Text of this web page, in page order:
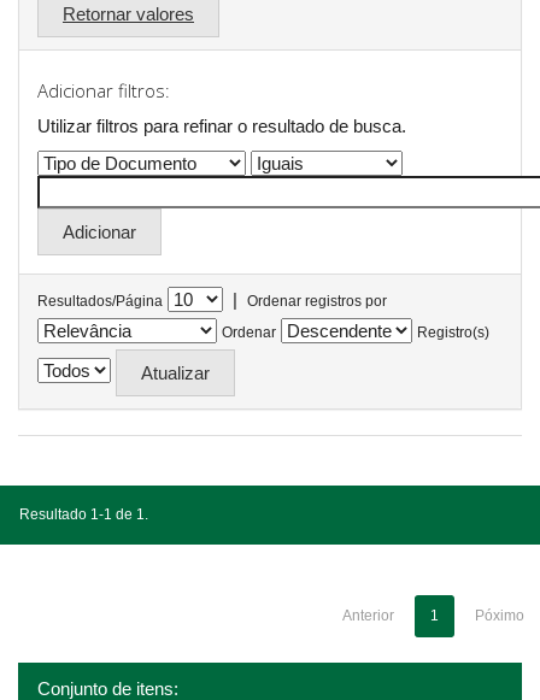
Retornar valores
Adicionar filtros:
Utilizar filtros para refinar o resultado de busca.
Resultados/Página |
Ordenar registros por
Ordenar
Registro(s)
Resultado 1-1 de 1.
Anterior 1 Póximo
Conjunto de itens: